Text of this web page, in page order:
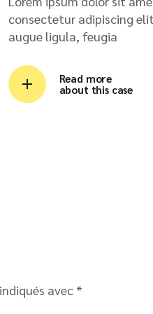
consectetur adipiscing
augue ligula, feugia
Read more
about this case
avec *